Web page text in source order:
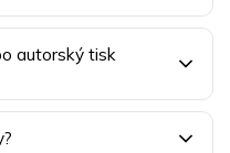
autorský tisk